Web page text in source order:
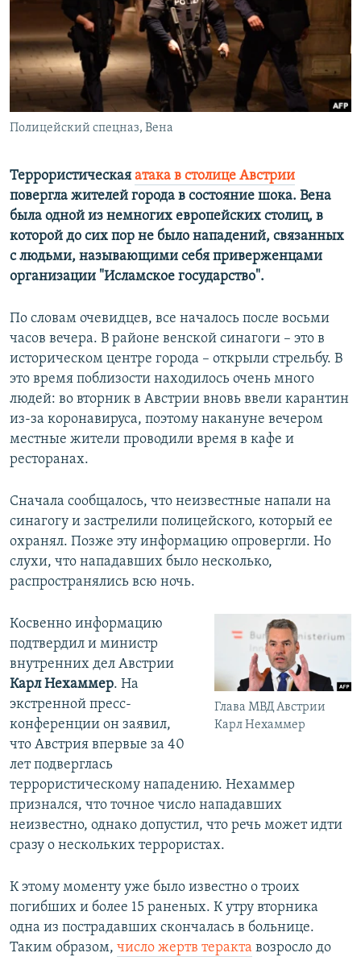
ПОБЕДИТЕЛЕЙ НЕ СУДЯТ?
КРЫМ.НЕПОКОРЕННЫЙ
ELIFBE
УКРАИНСКАЯ ПРОБЛЕМА КРЫМА
ПРИСОЕДИНЯЙТЕСЬ!
Все сайты RFE/RL
Полицейский спецназ, Вена
Террористическая атака в столице Австрии
повергла жителей города в состояние шока. Вена
была одной из немногих европейских столиц, в
которой до сих пор не было нападений, связанных
с людьми, называющими себя приверженцами
организации "Исламское государство".
По словам очевидцев, все началось после восьми
часов вечера. В районе венской синагоги – это в
историческом центре города – открыли стрельбу. В
это время поблизости находилось очень много
людей: во вторник в Австрии вновь ввели карантин
из-за коронавируса, поэтому накануне вечером
местные жители проводили время в кафе и
ресторанах.
Сначала сообщалось, что неизвестные напали на
синагогу и застрелили полицейского, который ее
охранял. Позже эту информацию опровергли. Но
слухи, что нападавших было несколько,
распространялись всю ночь.
Глава МВД Австрии
Карл Нехаммер
Косвенно информацию
подтвердил и министр
внутренних дел Австрии
Карл Нехаммер. На
экстренной пресс-
конференции он заявил,
что Австрия впервые за 40
лет подверглась
террористическому нападению. Нехаммер
признался, что точное число нападавших
неизвестно, однако допустил, что речь может идти
сразу о нескольких террористах.
К этому моменту уже было известно о троих
погибших и более 15 раненых. К утру вторника
одна из пострадавших скончалась в больнице.
Таким образом, число жертв теракта возросло до